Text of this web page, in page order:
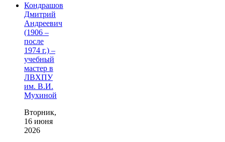
Кондрашов
Дмитрий
Андреевич
(1906 –
после
1974 г.) –
учебный
мастер в
ЛВХПУ
им. В.И.
Мухиной
Вторник,
16 июня
2026